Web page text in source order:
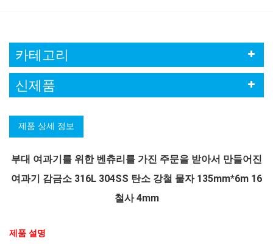
카테고리
신제품
제품 상세 정보
부대 여과기를 위한 벤츄리를 가진 주문을 받아서 만들어진
여과기 감금소 316L 304SS 탄소 강철 물자 135mm*6m 16
철사 4mm
제품 설명